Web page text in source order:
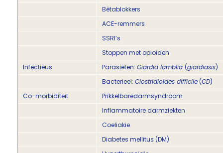
Bètablokkers
ACE-remmers
SSRI’s
Stoppen met opioïden
Infectieus
Parasieten: Giardia lamblia (giardiasis)
Bacterieel: Clostridioides difficile(CD)
Co-morbiditeit
Prikkelbaredarmsyndroom
Inflammatoire darmziekten
Coeliakie
Diabetes mellitus (DM)